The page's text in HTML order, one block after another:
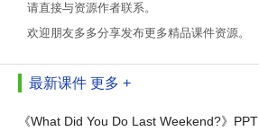
请直接与资源作者联系。
欢迎朋友多多分享发布更多精品课件资源。
最新课件 更多 +
《What Did You Do Last Weekend?》PPT